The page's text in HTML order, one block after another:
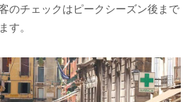
のチェックはピークシーズン後まで
す。